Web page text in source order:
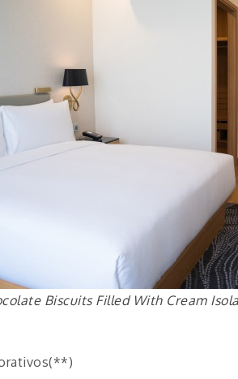
Biscuits Filled With Cream